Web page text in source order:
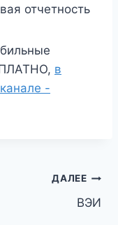
отчетность
в
-
ДАЛЕЕ
ВЭИ